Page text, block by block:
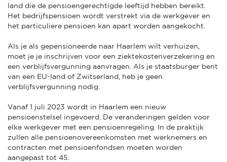
land die de pensioengerechtigde leeftijd hebben bereikt.
Het bedrijfspensioen wordt verstrekt via de werkgever en
het particuliere pensioen kan apart worden aangekocht.
Als je als gepensioneerde naar Haarlem wilt verhuizen,
moet je je inschrijven voor een ziektekostenverzekering en
een verblijfsvergunning aanvragen. Als je staatsburger bent
van een EU-land of Zwitserland, heb je geen
verblijfsvergunning nodig.
Vanaf 1 juli 2023 wordt in Haarlem een nieuw
pensioenstelsel ingevoerd. De veranderingen gelden voor
elke werkgever met een pensioenregeling. In de praktijk
zullen alle pensioenovereenkomsten met werknemers en
contracten met pensioenfondsen moeten worden
aangepast tot 45.